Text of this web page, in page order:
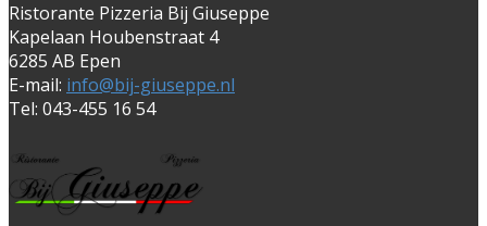
Ristorante Pizzeria Bij Giuseppe
Kapelaan Houbenstraat 4
6285 AB Epen
E-mail: info@bij-giuseppe.nl
Tel: 043-455 16 54